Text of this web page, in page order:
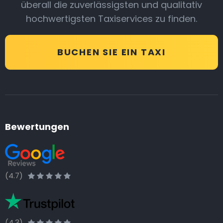
überall die zuverlässigsten und qualitativ
hochwertigsten Taxiservices zu finden.
BUCHEN SIE EIN TAXI
Bewertungen
(4.7)